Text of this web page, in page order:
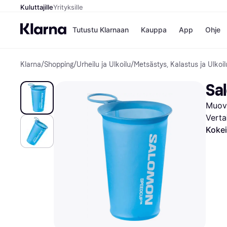
KuluttajilleYrityksille
Tutustu Klarnaan Kauppa
Kaupat
Gigantti
H&M
Peten
Wolt
App Ohje
Klarna/Shopping/Urheilu ja Ulkoilu/Metsästys, Kalastus ja